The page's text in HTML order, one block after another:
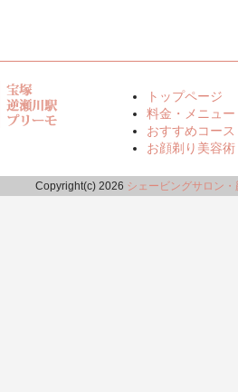
トップページ
料金・メニュー
おすすめコース
お顔剃り美容術
Copyright(c) 2026 シェービングサロン